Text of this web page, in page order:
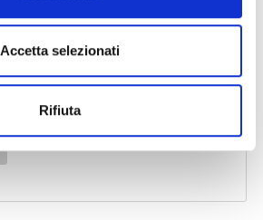
Accetta selezionati
Rifiuta